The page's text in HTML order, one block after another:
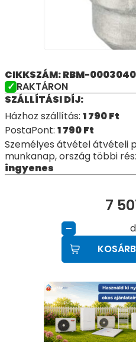
CIKKSZÁM: RBM-
RAKTÁRON
SZÁLLÍTÁSI DÍJ:
Házhoz szállítás: 1 790Ft
PostaPont: 1 790Ft
Személyes átvétel átvételi
munkanap, ország többi
ingyenes
7
–